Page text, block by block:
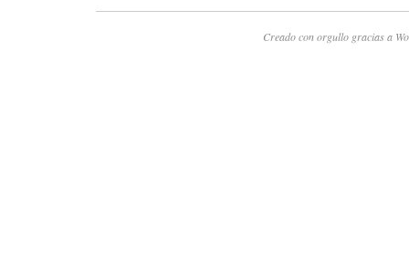
Creado con orgullo gracias a